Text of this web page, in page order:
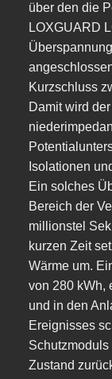
über den die
LOXGUARD
Kurzschluss
Damit wird
Isolationen
Ein solches
Bereich der
millionstel
kurzen Zeit
Wärme um.
von 280 kWh,
und in den
Ereignisses
Zustand